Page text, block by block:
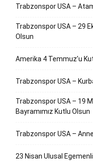
Trabzonspor USA –
Trabzonspor USA – 29
Olsun
Amerika 4 Temmuz’u
Trabzonspor USA –
Trabzonspor USA – 19
Bayramımız Kutlu Olsun
Trabzonspor USA –
23 Nisan Ulusal